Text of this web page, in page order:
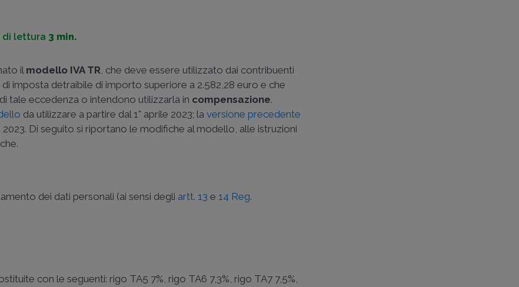
di lettura 3 min.
il modello IVA TR, che deve essere utilizzato dai contribuenti
di imposta detraibile di importo superiore a 2.582,28 euro e che
di tale eccedenza o intendono utilizzarla in compensazione.
da utilizzare a partire dal 1° aprile 2023; laversione precedente
Di seguito si riportano le modifiche al modello, alle istruzioni
dei dati personali (ai sensi degli artt. 13e14 Reg.
con le seguenti: rigo TA5 7%, rigo TA6 7,3%, rigo TA7 7,5%,